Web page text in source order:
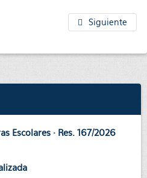
Siguiente
Escolares · Res. 167/2026